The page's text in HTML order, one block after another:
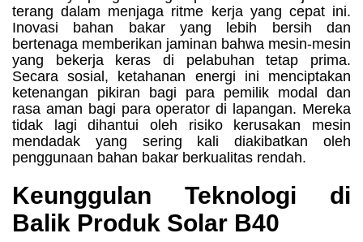
terang dalam menjaga ritme kerja yang cepat ini.
Inovasi bahan bakar yang lebih bersih dan
bertenaga memberikan jaminan bahwa mesin-mesin
yang bekerja keras di pelabuhan tetap prima.
Secara sosial, ketahanan energi ini menciptakan
ketenangan pikiran bagi para pemilik modal dan
rasa aman bagi para operator di lapangan. Mereka
tidak lagi dihantui oleh risiko kerusakan mesin
mendadak yang sering kali diakibatkan oleh
penggunaan bahan bakar berkualitas rendah.
Keunggulan Teknologi di
Balik Produk Solar B40